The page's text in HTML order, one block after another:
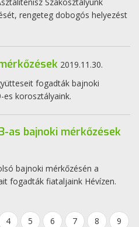
rengeteg dobogós helyezést
2019.11.30.
fogadták bajnoki
es korosztályaink.
as bajnoki mérkőzések
bajnoki mérkőzésén a
fogadták fiataljaink Hévízen.
4 5 6 7 8
9